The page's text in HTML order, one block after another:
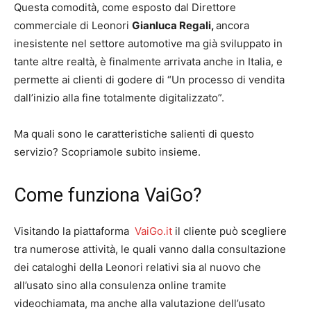
Questa comodità, come esposto dal Direttore
commerciale di Leonori Gianluca Regali,ancora
inesistente nel settore automotive ma già sviluppato in
tante altre realtà, è finalmente arrivata anche in Italia, e
permette ai clienti di godere di “Un processo di vendita
dall’inizio alla fine totalmente digitalizzato”.
Ma quali sono le caratteristiche salienti di questo
servizio? Scopriamole subito insieme.
Come funziona VaiGo?
Visitando la piattaforma VaiGo.it il cliente può scegliere
tra numerose attività, le quali vanno dalla consultazione
dei cataloghi della Leonori relativi sia al nuovo che
all’usato sino alla consulenza online tramite
videochiamata, ma anche alla valutazione dell’usato